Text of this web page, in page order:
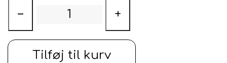
− +
Tilføj til kurv